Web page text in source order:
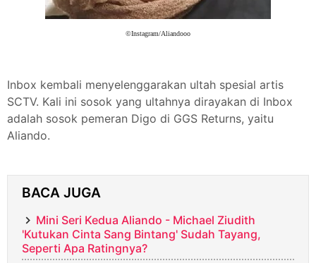
©Instagram/Aliandooo
Inbox kembali menyelenggarakan ultah spesial artis
SCTV. Kali ini sosok yang ultahnya dirayakan di Inbox
adalah sosok pemeran Digo di GGS Returns, yaitu
Aliando.
BACA JUGA
Mini Seri Kedua Aliando - Michael Ziudith
'Kutukan Cinta Sang Bintang' Sudah Tayang,
Seperti Apa Ratingnya?